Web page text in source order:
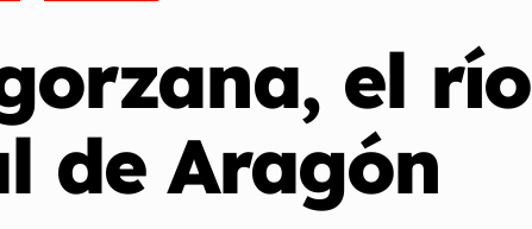
el río
de Aragón